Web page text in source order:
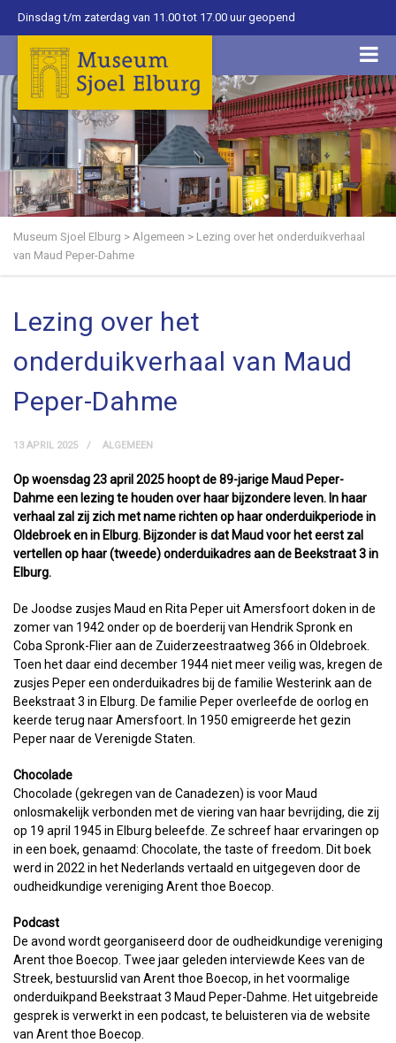
Dinsdag t/m zaterdag van 11.00 tot 17.00 uur geopend
Museum Sjoel Elburg > Algemeen > Lezing over het onderduikverhaal
van Maud Peper-Dahme
Lezing over het
onderduikverhaal van Maud
Peper-Dahme
13 APRIL 2025 ALGEMEEN
Op woensdag 23 april 2025 hoopt de 89-jarige Maud Peper-
Dahme een lezing te houden over haar bijzondere leven. In haar
verhaal zal zij zich met name richten op haar onderduikperiode in
Oldebroek en in Elburg. Bijzonder is dat Maud voor het eerst zal
vertellen op haar (tweede) onderduikadres aan de Beekstraat 3 in
Elburg.
De Joodse zusjes Maud en Rita Peper uit Amersfoort doken in de
zomer van 1942 onder op de boerderij van Hendrik Spronk en
Coba Spronk-Flier aan de Zuiderzeestraatweg 366 in Oldebroek.
Toen het daar eind december 1944 niet meer veilig was, kregen de
zusjes Peper een onderduikadres bij de familie Westerink aan de
Beekstraat 3 in Elburg. De familie Peper overleefde de oorlog en
keerde terug naar Amersfoort. In 1950 emigreerde het gezin
Peper naar de Verenigde Staten.
Chocolade
Chocolade (gekregen van de Canadezen) is voor Maud
onlosmakelijk verbonden met de viering van haar bevrijding, die zij
op 19 april 1945 in Elburg beleefde. Ze schreef haar ervaringen op
in een boek, genaamd: Chocolate, the taste of freedom. Dit boek
werd in 2022 in het Nederlands vertaald en uitgegeven door de
oudheidkundige vereniging Arent thoe Boecop.
Podcast
De avond wordt georganiseerd door de oudheidkundige vereniging
Arent thoe Boecop. Twee jaar geleden interviewde Kees van de
Streek, bestuurslid van Arent thoe Boecop, in het voormalige
onderduikpand Beekstraat 3 Maud Peper-Dahme. Het uitgebreide
gesprek is verwerkt in een podcast, te beluisteren via de website
van Arent thoe Boecop.